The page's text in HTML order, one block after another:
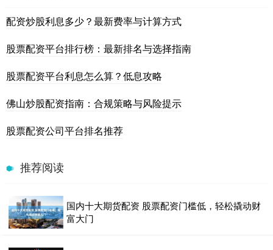
配资炒股利息多少？最新费率与计算方式
股票配资平台排行榜：最新排名与选择指南
股票配资平台利息怎么算？低息攻略
佛山炒股配资指南：合规策略与风险提示
股票配资公司平台排名推荐
推荐阅读
国内十大期货配资 股票配资门槛低，轻松撬动财
富大门